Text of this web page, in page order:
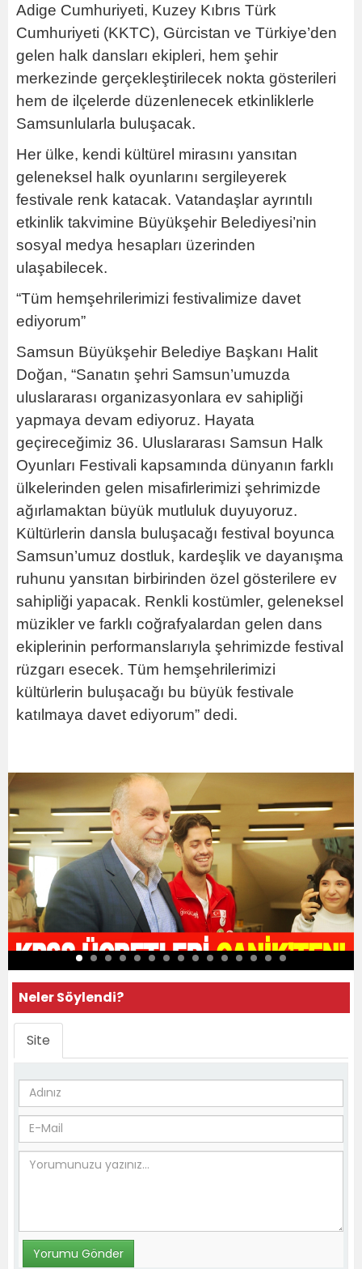
Adige Cumhuriyeti, Kuzey Kıbrıs Türk
Cumhuriyeti (KKTC), Gürcistan ve Türkiye’den
gelen halk dansları ekipleri, hem şehir
merkezinde gerçekleştirilecek nokta gösterileri
hem de ilçelerde düzenlenecek etkinliklerle
Samsunlularla buluşacak.
Her ülke, kendi kültürel mirasını yansıtan
geleneksel halk oyunlarını sergileyerek
festivale renk katacak. Vatandaşlar ayrıntılı
etkinlik takvimine Büyükşehir Belediyesi’nin
sosyal medya hesapları üzerinden
ulaşabilecek.
“Tüm hemşehrilerimizi festivalimize davet
ediyorum”
Samsun Büyükşehir Belediye Başkanı Halit
Doğan, “Sanatın şehri Samsun’umuzda
uluslararası organizasyonlara ev sahipliği
yapmaya devam ediyoruz. Hayata
geçireceğimiz 36. Uluslararası Samsun Halk
Oyunları Festivali kapsamında dünyanın farklı
ülkelerinden gelen misafirlerimizi şehrimizde
ağırlamaktan büyük mutluluk duyuyoruz.
Kültürlerin dansla buluşacağı festival boyunca
Samsun’umuz dostluk, kardeşlik ve dayanışma
ruhunu yansıtan birbirinden özel gösterilere ev
sahipliği yapacak. Renkli kostümler, geleneksel
müzikler ve farklı coğrafyalardan gelen dans
ekiplerinin performanslarıyla şehrimizde festival
rüzgarı esecek. Tüm hemşehrilerimizi
kültürlerin buluşacağı bu büyük festivale
katılmaya davet ediyorum” dedi.
Neler Söylendi?
Site